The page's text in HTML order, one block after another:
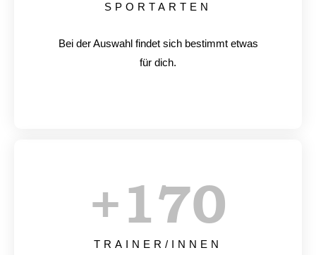
SPORTARTEN
Bei der Auswahl findet sich bestimmt etwas
für dich.
TRAINER/INNEN
+170